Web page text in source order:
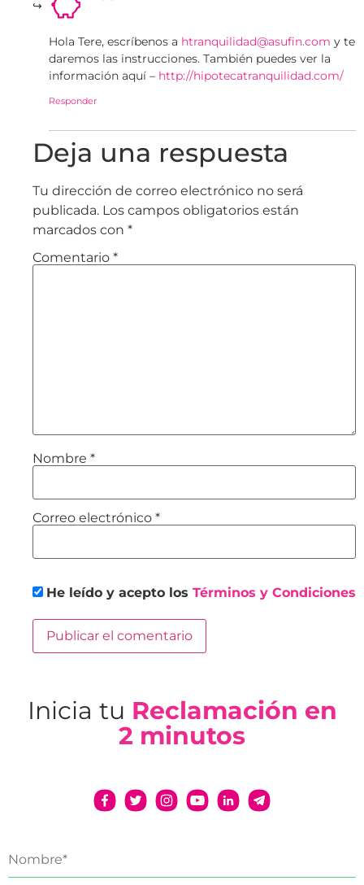
Hola Tere, escríbenos a htranquilidad@asufin.com y te
daremos las instrucciones. También puedes ver la
información aquí – http://hipotecatranquilidad.com/
Responder
Deja una respuesta
Tu dirección de correo electrónico no será
publicada. Los campos obligatorios están
marcados con *
Comentario *
Nombre *
Correo electrónico *
He leído y acepto los Términos y Condiciones
Inicia tu Reclamación en
2 minutos